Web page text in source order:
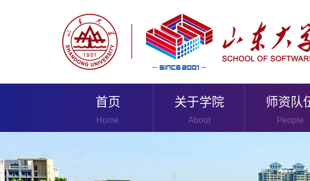
首页
Home
关于学院
About
师资队
People